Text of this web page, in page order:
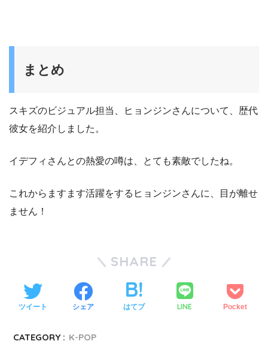
まとめ
スキズのビジュアル担当、ヒョンジンさんについて、歴代
彼女を紹介しました。
イデフィさんとの熱愛の噂は、とても素敵でしたね。
これからますます活躍をするヒョンジンさんに、目が離せ
ません！
SHARE
ツイート シェア はてブ LINE Pocket
CATEGORY : K-POP